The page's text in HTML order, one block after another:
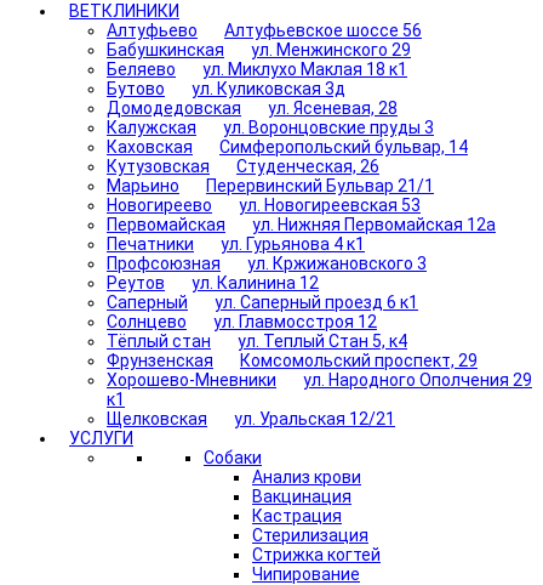
ВЕТКЛИНИКИ
Алтуфьево
Алтуфьевское шоссе 56
Бабушкинская
ул. Менжинского 29
Беляево
ул. Миклухо Маклая 18 к1
Бутово
ул. Куликовская 3д
Домодедовская
ул. Ясеневая, 28
Калужская
ул. Воронцовские пруды 3
Каховская
Симферопольский бульвар, 14
Кутузовская
Студенческая, 26
Марьино
Перервинский Бульвар 21/1
Новогиреево
ул. Новогиреевская 53
Первомайская
ул. Нижняя Первомайская 12а
Печатники
ул. Гурьянова 4 к1
Профсоюзная
ул. Кржижановского 3
Реутов
ул. Калинина 12
Саперный
ул. Саперный проезд 6 к1
Солнцево
ул. Главмосстроя 12
Тёплый стан
ул. Теплый Стан 5, к4
Фрунзенская
Комсомольский проспект, 29
Хорошево-Мневники
ул. Народного Ополчения 29
к1
Щелковская
ул. Уральская 12/21
УСЛУГИ
Собаки
Анализ крови
Вакцинация
Кастрация
Стерилизация
Стрижка когтей
Чипирование